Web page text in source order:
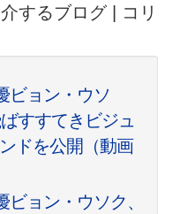
するブログ | コリ
ビョン・ウソ
すすてきビジュ
ドを公開（動画
ョン・ウソク、